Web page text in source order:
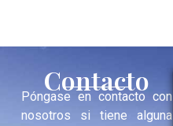
Contacto
Póngase en contacto con
nosotros si tiene alguna